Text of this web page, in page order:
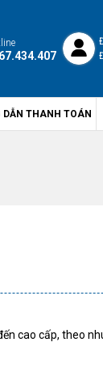
DẪN THANH TOÁN
cao cấp, theo